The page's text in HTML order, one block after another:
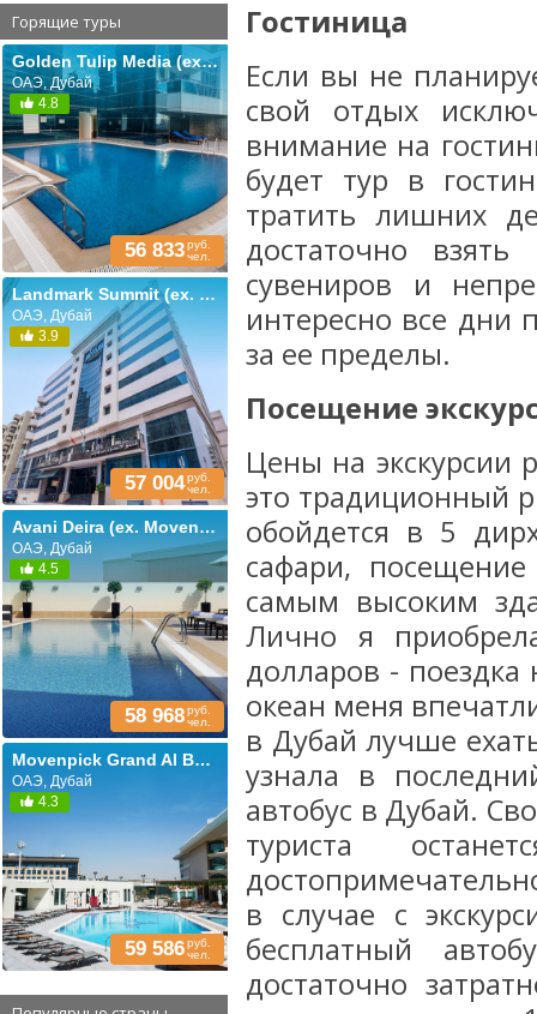
Горящие туры
Golden Tulip Media (ex. Golden Tulip Al Thanyah Apartments; Comfort Inn Apartments)
ОАЭ, Дубай
4.8
56 833руб.
чел.
Landmark Summit (ex. Hallmark; Commodore; Le Baron)
ОАЭ, Дубай
3.9
57 004руб.
чел.
Avani Deira (ex. Movenpick Hotel Deira)
ОАЭ, Дубай
4.5
58 968руб.
чел.
Movenpick Grand Al Bustan Dubai (ех. Roda Al Bustan Dubai Airport; Al Bustan Rotana)
ОАЭ, Дубай
4.3
59 586руб.
чел.
Гостиница
Если вы не
свой отдых
внимание на
будет тур в
тратить лишних
достаточно
сувениров и
интересно все дни
за ее пределы.
Посещение
Цены на экскурсии
это традиционный
обойдется в 5
сафари,
самым высоким
Лично я
долларов -
океан меня
в Дубай лучше
узнала в
автобус в Дубай.
туриста
в случае с
бесплатный
достаточно